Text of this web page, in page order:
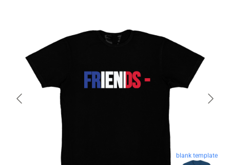
blank template